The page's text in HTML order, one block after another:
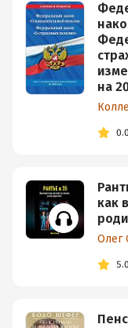
на
0.0
как
Олег
5.0